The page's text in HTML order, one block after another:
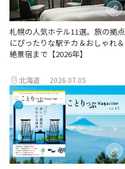
札幌の人気ホテル11選。旅の拠点
にぴったりな駅チカ＆おしゃれ＆
絶景宿まで【2026年】
北海道 2026.07.05